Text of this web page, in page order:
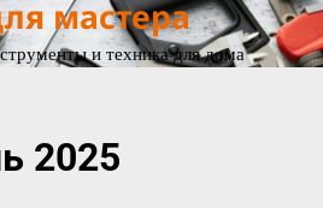
мастера
и техника для дома
2025